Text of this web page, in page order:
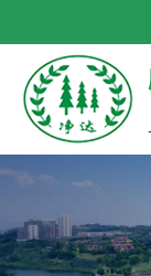
全国服务热